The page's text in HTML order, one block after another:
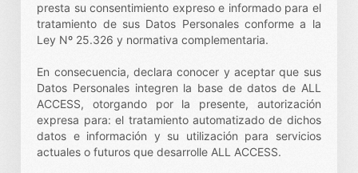
presta su consentimiento expreso e informado para el
tratamiento de sus Datos Personales conforme a la
Ley Nº 25.326 y normativa complementaria.
En consecuencia, declara conocer y aceptar que sus
Datos Personales integren la base de datos de ALL
ACCESS, otorgando por la presente, autorización
expresa para: el tratamiento automatizado de dichos
datos e información y su utilización para servicios
actuales o futuros que desarrolle ALL ACCESS.